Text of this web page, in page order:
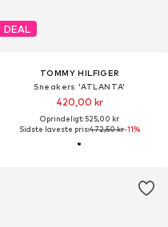
DEAL
TOMMY HILFIGER
Sneakers 'ATLANTA'
420,00 kr
Oprindeligt: 525,00 kr
Sidste laveste pris:472,50 kr-11%